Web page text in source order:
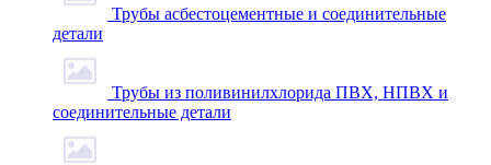
Трубы асбестоцементные и соединительные
детали
Трубы из поливинилхлорида ПВХ, НПВХ и
соединительные детали